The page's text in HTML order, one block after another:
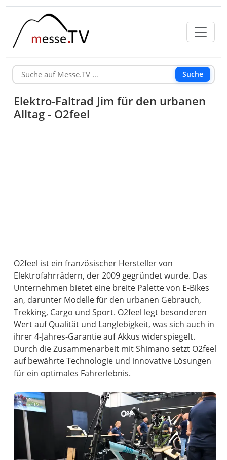
Suche
Elektro-Faltrad Jim für den urbanen
Alltag - O2feel
O2feel ist ein französischer Hersteller von
Elektrofahrrädern, der 2009 gegründet wurde. Das
Unternehmen bietet eine breite Palette von E-Bikes
an, darunter Modelle für den urbanen Gebrauch,
Trekking, Cargo und Sport. O2feel legt besonderen
Wert auf Qualität und Langlebigkeit, was sich auch in
ihrer 4-Jahres-Garantie auf Akkus widerspiegelt.
Durch die Zusammenarbeit mit Shimano setzt O2feel
auf bewährte Technologie und innovative Lösungen
für ein optimales Fahrerlebnis.